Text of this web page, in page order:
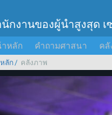
กงานของผู้นำสูงสุด เ
หลัก คำถามศาสนา คลั
ลัก คลังภาพ